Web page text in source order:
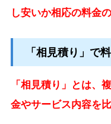
し安いか相応の料金
「相見積り」で
「相見積り」とは、
金やサービス内容を